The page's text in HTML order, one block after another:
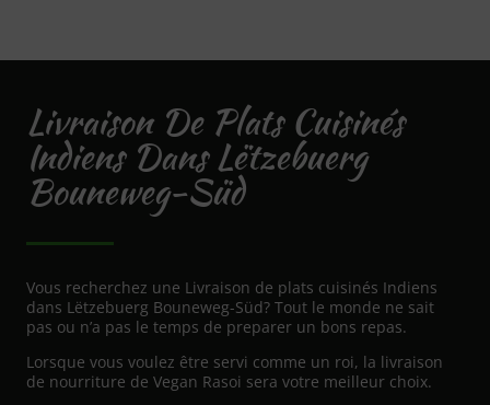
Livraison De Plats Cuisinés
Indiens Dans Lëtzebuerg
Bouneweg-Süd
Vous recherchez une Livraison de plats cuisinés Indiens
dans Lëtzebuerg Bouneweg-Süd? Tout le monde ne sait
pas ou n’a pas le temps de preparer un bons repas.
Lorsque vous voulez être servi comme un roi, la livraison
de nourriture de Vegan Rasoi sera votre meilleur choix.